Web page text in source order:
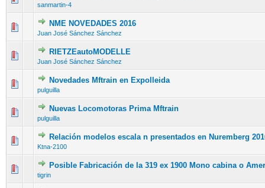
sanmartin-4
NME NOVEDADES 2016
Juan José Sánchez Sánchez
RIETZEautoMODELLE
Juan José Sánchez Sánchez
Novedades Mftrain en Expolleida
pulguilla
Nuevas Locomotoras Prima Mftrain
pulguilla
Relación modelos escala n presentados en Nuremberg
Ktna-2100
Posible Fabricación de la 319 ex 1900 Mono cabina o
tigrin